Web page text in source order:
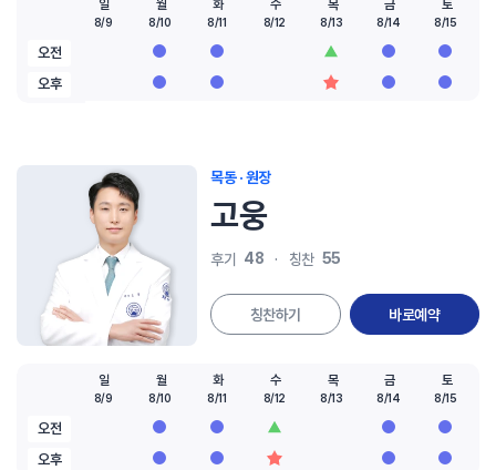
오전
오후
일
8/9
월
8/10
화
8/11
수
8/12
목
8/13
금
8/14
토
8/15
목동 · 원장
고웅
후기 48 칭찬 55
칭찬하기 바로예약
오전
오후
일
8/9
월
8/10
화
8/11
수
8/12
목
8/13
금
8/14
토
8/15